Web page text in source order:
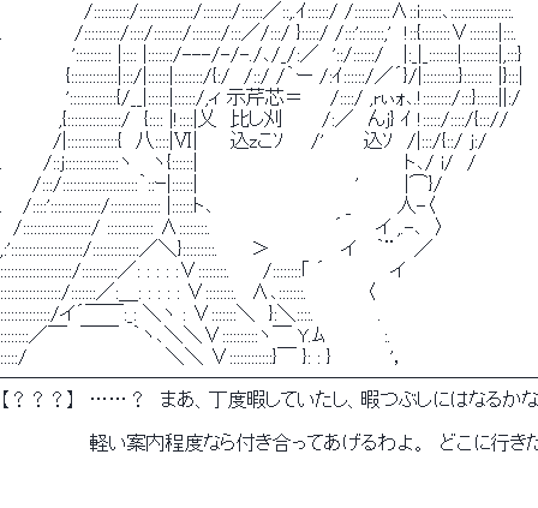
/::::::::::/:::::::::::::::/::::::::/::::::／::,.ｲ::::::/ /::::::::::∧::i::::::､:::::::::::::::::.
.　　 　 　 /::::::::::/::::/::::::::/::::::::/:::／/:::/ }:::::/ /:::':::::::,'　!::{::::::::∨::::::::|:::.
':::::::::: |:::: |:::::::/---/-/-./､/_/:／　'::/::::::/ 　|:_|_::::::::|::::::::::|,:::}
{:::::::::::::|:::/|::::::|::::::::/{:/　/::/ /｀ー /:ｲ::::::/／´}/|::::::::::}:::::::: |}:::|
':::::::::::::{/__|::::::|::::::/,ィ 示芹芯＝　　/::::/ ,rぃｫ､.!::::::::/:::}::::::||:/
,{:::::::::::::::/　{:::: |!::::|乂　比し刈　 　 /:／　んj} ｲ !:::::/::::/{::://
/|::::::::::::::{　八::::|Ⅵ|　　 込zこｿ　　/'　　　込ｿ　/|:::/{::/ j:/
.　　　/::j:::::::::::::::ヽ　 ヽ{::::::|　　　　　 　 　 　 　 　 　 　 ト､/ i/　/
/:::/:::::::::::::::::::::｀::ｰ|::::::|　　　　　　　　　　 　 '　　　 |⌒}/
.　 /::::'::::::::::::::/:::::::::::::: |::::::ト､　　　　　　　　　　_　　　 人-〈
/:::::::::::::::::::/ ::::::::::::: ∧::::::::.　　　 　 　 　 　 ´　　 イ ,.-､　〉
,:'::::::::::::::::::::/:::::::::::::／＼}:::::::::.　　 ＞　　 　 　 イ　 ｀¨　 ／
::::::::::::::::::::/::::::::::／: : : : :∨::::::::.　　 /::::::::｢ ´　　　 　 イ
:::::::::::::::::/:::::::／:＿: : : : : ∨::::::::.　∧､:::::::.　　　　 〈
::::::::::::::/イ´￣￣:_: ＼ヽ : ∨:::::::＼　}:＼::::. 　 　 　 .
::::::::／￣　￣￣　｀ヽ､＼＼∨::::::::::ヽ￣ Y.ﾑ　　　　 :.
:::::/　　　　　　　　　　 ＼＼ ∨::::::::::::}￣ }: : }　　　　 '，
【？？？】　……？　まあ、丁度暇していたし、暇つぶしにはなるか
軽い案内程度なら付き合ってあげるわよ。　どこに行き